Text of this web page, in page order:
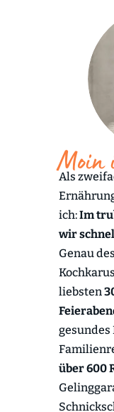
Moin
Als
ich:Im
wir
Genau
liebsten
gesundes
über 600